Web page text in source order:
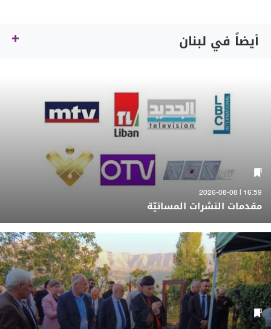
أيضاً في لبنان
16:59 | 2026-08-08
مقدمات النشرات المسائيّة